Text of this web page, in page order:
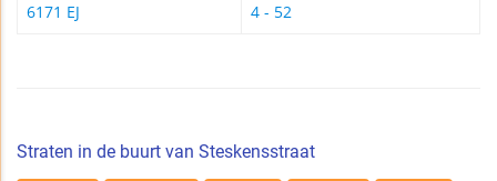
6171 EJ 4 - 52
Straten in de buurt van Steskensstraat